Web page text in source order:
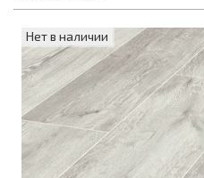
Нет в наличии